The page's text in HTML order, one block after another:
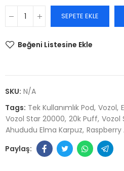
SEPETE EKLE
Beğeni Listesine Ekle
SKU: N/A
Tags: Tek Kullanımlık Pod Vozol
Vozol Star 20000 20k Puff Vozol
Ahududu Elma Karpuz